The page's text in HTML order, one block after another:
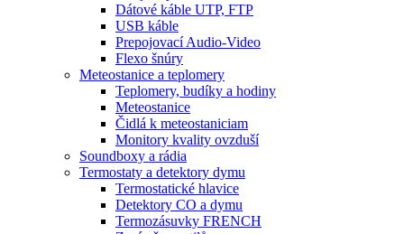
Dátové káble UTP, FTP
USB káble
Prepojovací Audio-Video
Flexo šnúry
Meteostanice a teplomery
Teplomery, budíky a hodiny
Meteostanice
Čidlá k meteostaniciam
Monitory kvality ovzduší
Soundboxy a rádia
Termostaty a detektory dymu
Termostatické hlavice
Detektory CO a dymu
Termozásuvky FRENCH